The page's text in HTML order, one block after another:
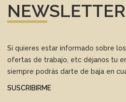
NEWSLETTER
Si quieres estar informado sobre
ofertas de trabajo, etc déjanos tu
siempre podrás darte de baja en
SUSCRIBIRME